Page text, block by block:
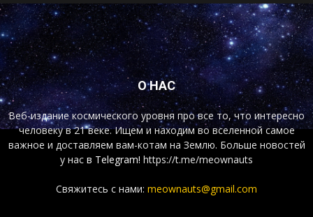
О НАС
Веб-издание космического уровня про все то, что интересно
человеку в 21 веке. Ищем и находим во вселенной самое
важное и доставляем вам-котам на Землю. Больше новостей
у нас в Telegram! https://t.me/meownauts
Свяжитесь с нами: meownauts@gmail.com